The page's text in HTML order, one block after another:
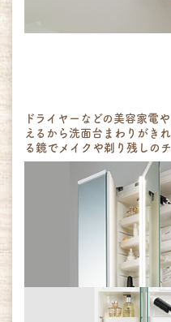
ドライヤーなどの美容家電
えるから洗面台まわりがき
る鏡でメイクや剃り残しの